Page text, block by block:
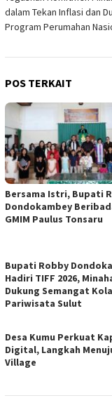
dalam Tekan Inflasi dan
Program Perumahan
POS TERKAIT
Bersama Istri, Bupati
Dondokambey
GMIM Paulus Tonsaru
Bupati Robby
Hadiri TIFF 2026,
Dukung Semangat
Pariwisata Sulut
Desa Kumu Perkuat
Digital, Langkah
Village